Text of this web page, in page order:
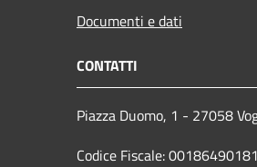
Documenti e dati
CONTATTI
Piazza Duomo, 1 - 27058
Codice Fiscale: 00186490181